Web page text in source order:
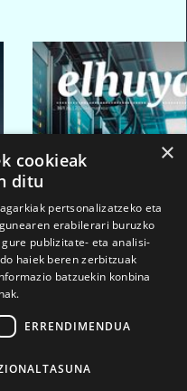
2026ko mar. 1a
×
cookieak
ditu
pertsonalizatzeko eta
erabilerari buruzko
publizitate- eta analisi-
haiek beren zerbitzuak
batzuekin konbina
ERRENDIMENDUA